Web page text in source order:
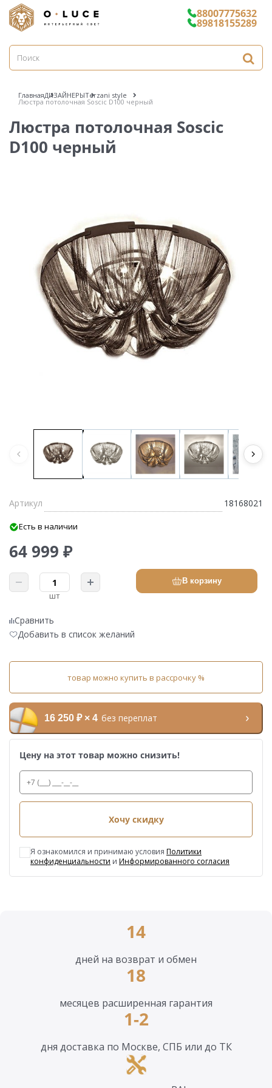
88007775632
89818155289
ГлавнаяДИЗАЙНЕРЫTerzani style
Люстра потолочная Soscic D100 черный
Люстра потолочная Soscic
D100 черный
Артикул 18168021
Есть в наличии
64 999 ₽
шт
В корзину
Сравнить
Добавить в список желаний
товар можно купить в рассрочку %
16 250 ₽ × 4 без переплат
Цену на этот товар можно снизить!
Хочу скидку
Я ознакомился и принимаю условия Политики
конфиденциальности и Информированного согласия
14
дней на возврат и обмен
18
месяцев расширенная гарантия
1-2
дня доставка по Москве, СПБ или до ТК